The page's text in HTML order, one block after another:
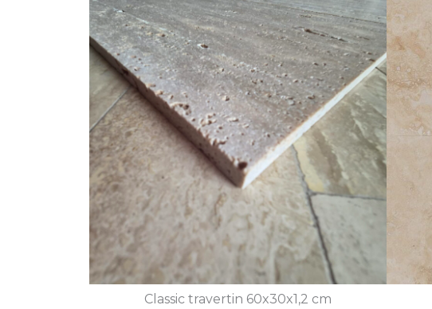
Classic travertin 60x30x1,2 cm